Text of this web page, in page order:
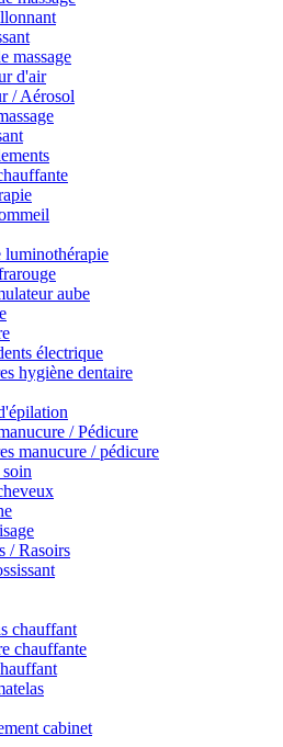
massage
d'air
/ Aérosol
luminothérapie
aube
électrique
hygiène dentaire
/ Pédicure
manucure / pédicure
/ Rasoirs
chauffant
chauffante
cabinet